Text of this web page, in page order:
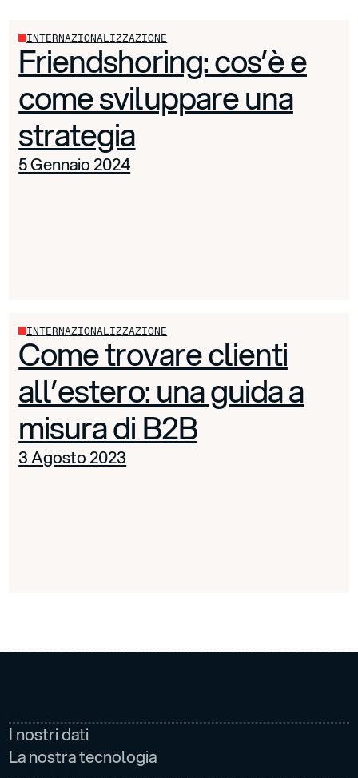
INTERNAZIONALIZZAZIONE
Friendshoring: cos’è e
come sviluppare una
strategia
5 Gennaio 2024
INTERNAZIONALIZZAZIONE
Come trovare clienti
all’estero: una guida a
misura di B2B
3 Agosto 2023
I nostri dati
La nostra tecnologia